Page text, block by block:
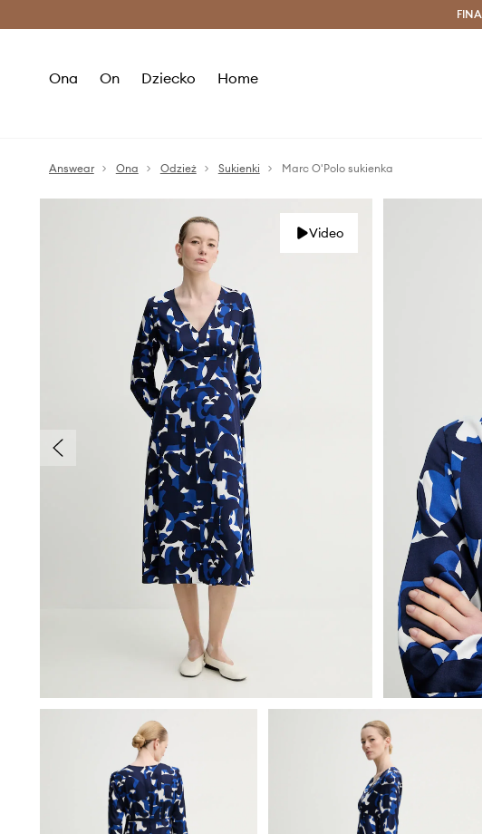
Oszczędzaj z
Ona On Dziecko Home
Answear Ona Odzież Sukienki Marc O'Polo sukienka
Video